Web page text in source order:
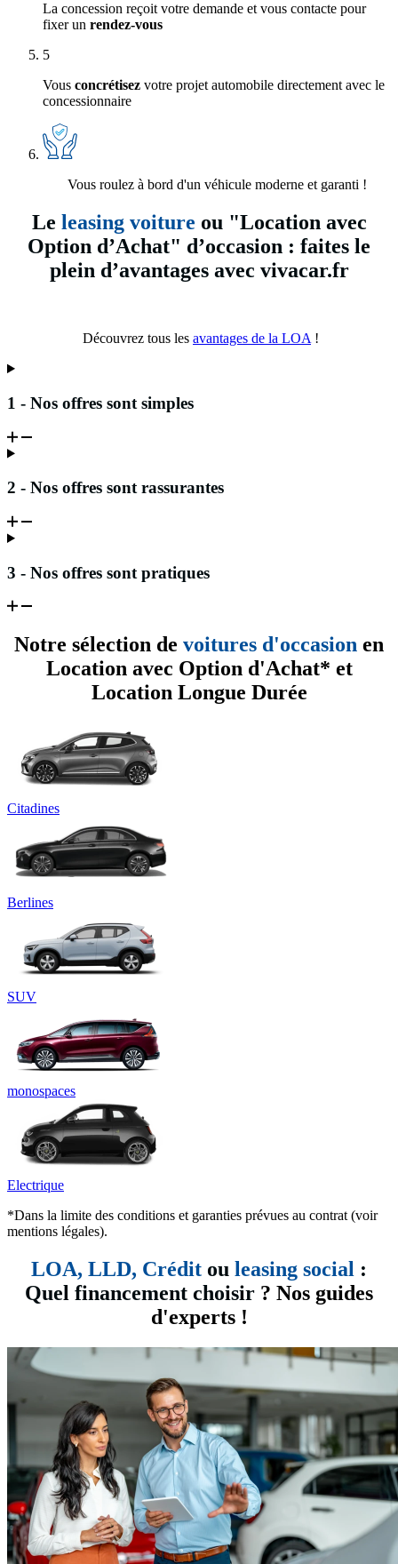
La concession reçoit votre demande et vous contacte pour
fixer un rendez-vous
5
Vous concrétisez votre projet automobile directement avec le
concessionnaire
Vous roulez à bord d'un véhicule moderne et garanti !
Le leasing voiture ou "Location avec
Option d’Achat" d’occasion : faites le
plein d’avantages avec vivacar.fr
Découvrez tous les avantages de la LOA !
1 - Nos offres sont simples
2 - Nos offres sont rassurantes
3 - Nos offres sont pratiques
Notre sélection de voitures d'occasion en
Location avec Option d'Achat* et
Location Longue Durée
Citadines
Berlines
SUV
monospaces
Electrique
*Dans la limite des conditions et garanties prévues au contrat (voir
mentions légales).
LOA, LLD, Crédit ou leasing social :
Quel financement choisir ? Nos guides
d'experts !